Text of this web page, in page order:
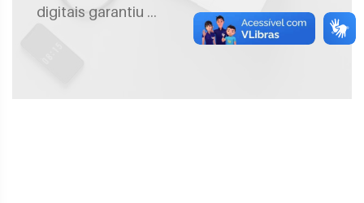
digitais garantiu ...